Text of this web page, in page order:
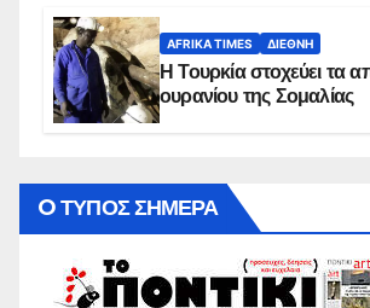
AFRIKA TIMES ΔΙΕΘΝΉ
Η Τουρκία στοχεύει τα
ουρανίου της Σομαλίας
O ΤΥΠΟΣ ΣΗΜΕΡΑ